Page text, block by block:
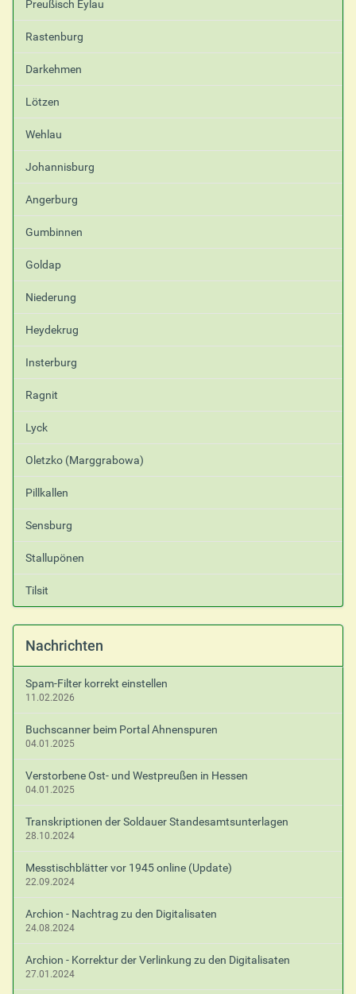
Preußisch Eylau
Rastenburg
Darkehmen
Lötzen
Wehlau
Johannisburg
Angerburg
Gumbinnen
Goldap
Niederung
Heydekrug
Insterburg
Ragnit
Lyck
Oletzko (Marggrabowa)
Pillkallen
Sensburg
Stallupönen
Tilsit
Nachrichten
Spam-Filter korrekt einstellen
11.02.2026
Buchscanner beim Portal Ahnenspuren
04.01.2025
Verstorbene Ost- und Westpreußen in Hessen
04.01.2025
Transkriptionen der Soldauer Standesamtsunterlagen
28.10.2024
Messtischblätter vor 1945 online (Update)
22.09.2024
Archion - Nachtrag zu den Digitalisaten
24.08.2024
Archion - Korrektur der Verlinkung zu den Digitalisaten
27.01.2024